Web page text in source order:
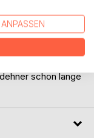
Hand?
und
müssen Sie
schon lange
ANPASSEN